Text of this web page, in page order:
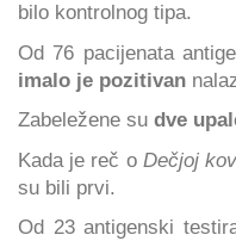
bilo kontrolnog tipa.
Od 76 pacijenata
imalo je pozitivan
Zabeležene su dve
Kada je reč o Dečjoj
su bili prvi.
Od 23 antigenski